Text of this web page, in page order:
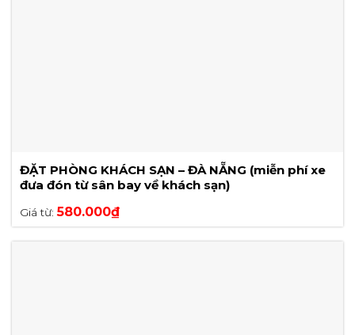
ĐẶT PHÒNG KHÁCH SẠN – ĐÀ NẴNG (miễn phí xe
đưa đón từ sân bay về khách sạn)
Giá từ:580.000₫